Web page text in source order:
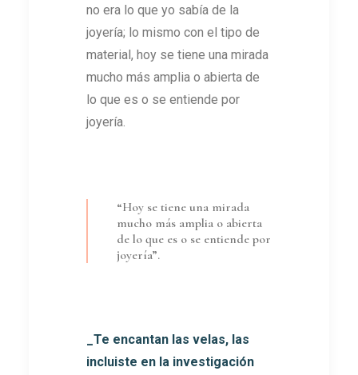
no era lo que yo sabía de la
joyería; lo mismo con el tipo de
material, hoy se tiene una mirada
mucho más amplia o abierta de
lo que es o se entiende por
joyería.
“Hoy se tiene una mirada
mucho más amplia o abierta
de lo que es o se entiende por
joyería”.
_Te encantan las velas, las
incluiste en la investigación